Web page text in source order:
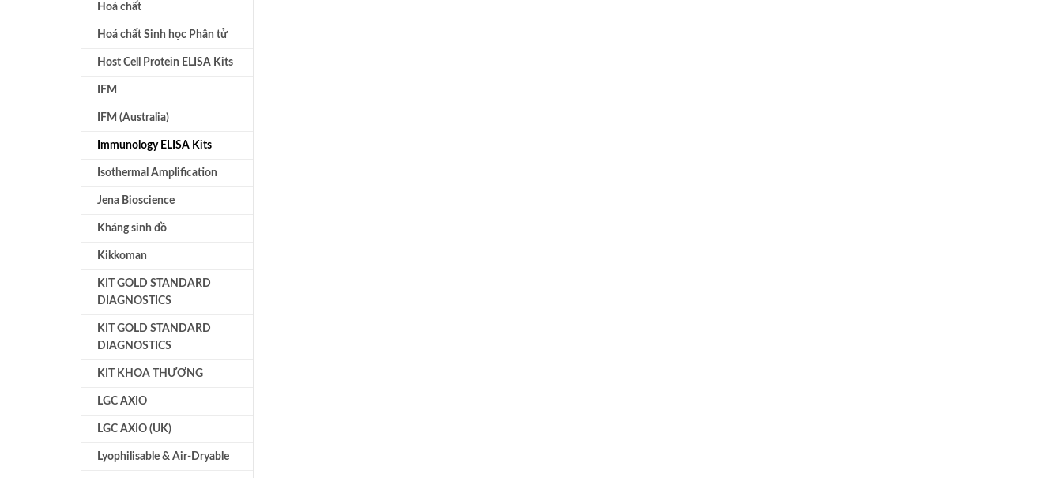
Hoá chất
Hoá chất Sinh học Phân tử
Host Cell Protein ELISA Kits
IFM
IFM (Australia)
Immunology ELISA Kits
Isothermal Amplification
Jena Bioscience
Kháng sinh đồ
Kikkoman
KIT GOLD STANDARD
DIAGNOSTICS
KIT GOLD STANDARD
DIAGNOSTICS
KIT KHOA THƯƠNG
LGC AXIO
LGC AXIO (UK)
Lyophilisable & Air-Dryable